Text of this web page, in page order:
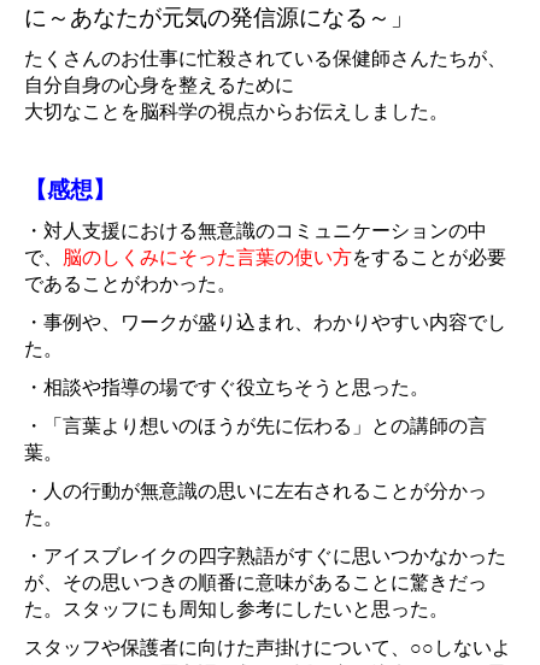
に～あなたが元気の発信源になる～」
たくさんのお仕事に忙殺されている保健師さんたちが、
自分自身の心身を整えるために
大切なことを脳科学の視点からお伝えしました。
【感想】
・対人支援における無意識のコミュニケーションの中
で、
脳のしくみにそった言葉の使い方をすることが必要
であることがわかった。
・事例や、ワークが盛り込まれ、わかりやすい内容でし
た。
・相談や指導の場ですぐ役立ちそうと思った。
・「言葉より想いのほうが先に伝わる」との講師の言
葉。
・人の行動が無意識の思いに左右されることが分かっ
た。
・アイスブレイクの四字熟語がすぐに思いつかなかった
が、その思いつきの順番に意味があることに驚きだっ
た。スタッフにも周知し参考にしたいと思った。
スタッフや保護者に向けた声掛けについて、○○しないよ